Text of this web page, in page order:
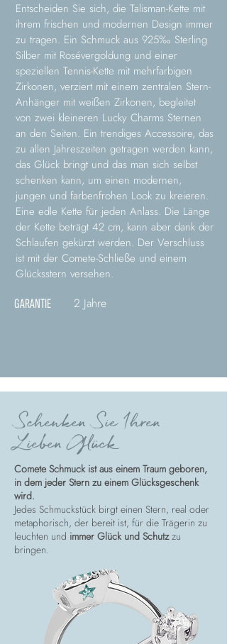
Entscheiden Sie sich, die Talisman-Kette mit
ihrem frischen und modernen Design immer
zu tragen. Ein Schmuck aus 925‰ Sterling
Silber mit Rosévergoldung und einer
speziellen Tennis-Kette mit mehrfarbigen
Zirkonen, verziert mit einem zentralen Stern-
Anhänger mit weißen Zirkonen, begleitet
von zwei kleineren Lucky Charms Sternen
an den Seiten. Ein trendiges Accessoire, das
zu allen Jahreszeiten getragen werden kann,
das Glück bringt und das man sich selbst
schenken kann, um einen modernen,
jungen und farbenfrohen Look zu kreieren.
Eine edle Kette für jeden Anlass. Die Länge
der Kette beträgt 42 cm, kann aber dank der
Schlaufen gekürzt werden. Der Verschluss
ist mit der Comete-Schließe und einem
Glücksstern versehen.
GARANTIE 2 Jahre
Schenken Sie Ihren
Lieben Glück
Comete Schmuck ist aus einem Traum geboren,
in dem jeder Stern zu einem Glücksgeschenk
wird.
Jedes Schmuckstück birgt einen Stern, real oder
metaphorisch, der bereit ist, für die Trägerin zu
leuchten und immer Glück und Schutzzu
bringen.